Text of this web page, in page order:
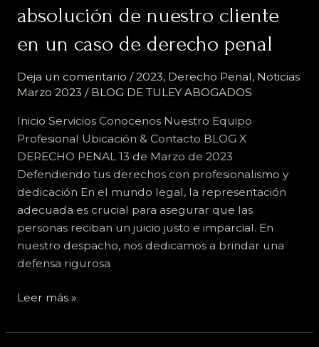
absolución de nuestro cliente
en un caso de derecho penal
Deja un comentario /2023, Derecho Penal, Noticias
Marzo 2023 / BLOG DE TULEY ABOGADOS
Inicio Servicios Conocenos Nuestro Equipo
Profesional Ubicación & Contacto BLOG X
DERECHO PENAL 13 de Marzo de 2023
Defendiendo tus derechos con profesionalismo y
dedicación En el mundo legal, la representación
adecuada es crucial para asegurar que las
personas reciban un juicio justo e imparcial. En
nuestro despacho, nos dedicamos a brindar una
defensa rigurosa
en
defensa
legal:
absolución
nuestro
cliente
en
un
caso
de
derecho
penal
Leer más »